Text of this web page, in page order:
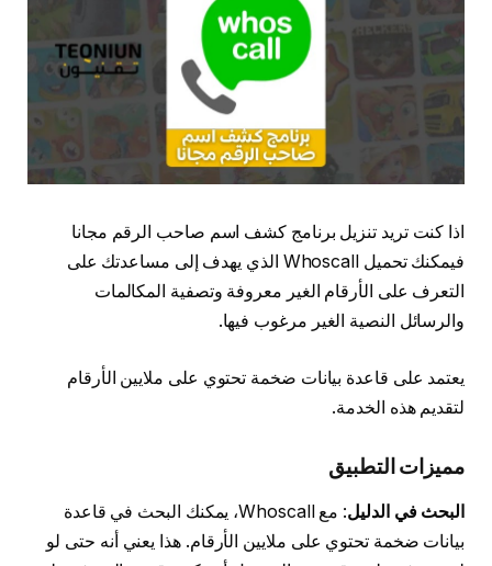
اذا كنت تريد تنزيل برنامج كشف اسم صاحب الرقم مجانا
فيمكنك تحميل Whoscall الذي يهدف إلى مساعدتك على
التعرف على الأرقام الغير معروفة وتصفية المكالمات
والرسائل النصية الغير مرغوب فيها.
يعتمد على قاعدة بيانات ضخمة تحتوي على ملايين الأرقام
لتقديم هذه الخدمة.
مميزات التطبيق
البحث في الدليل
: مع Whoscall، يمكنك البحث في قاعدة
بيانات ضخمة تحتوي على ملايين الأرقام. هذا يعني أنه حتى لو